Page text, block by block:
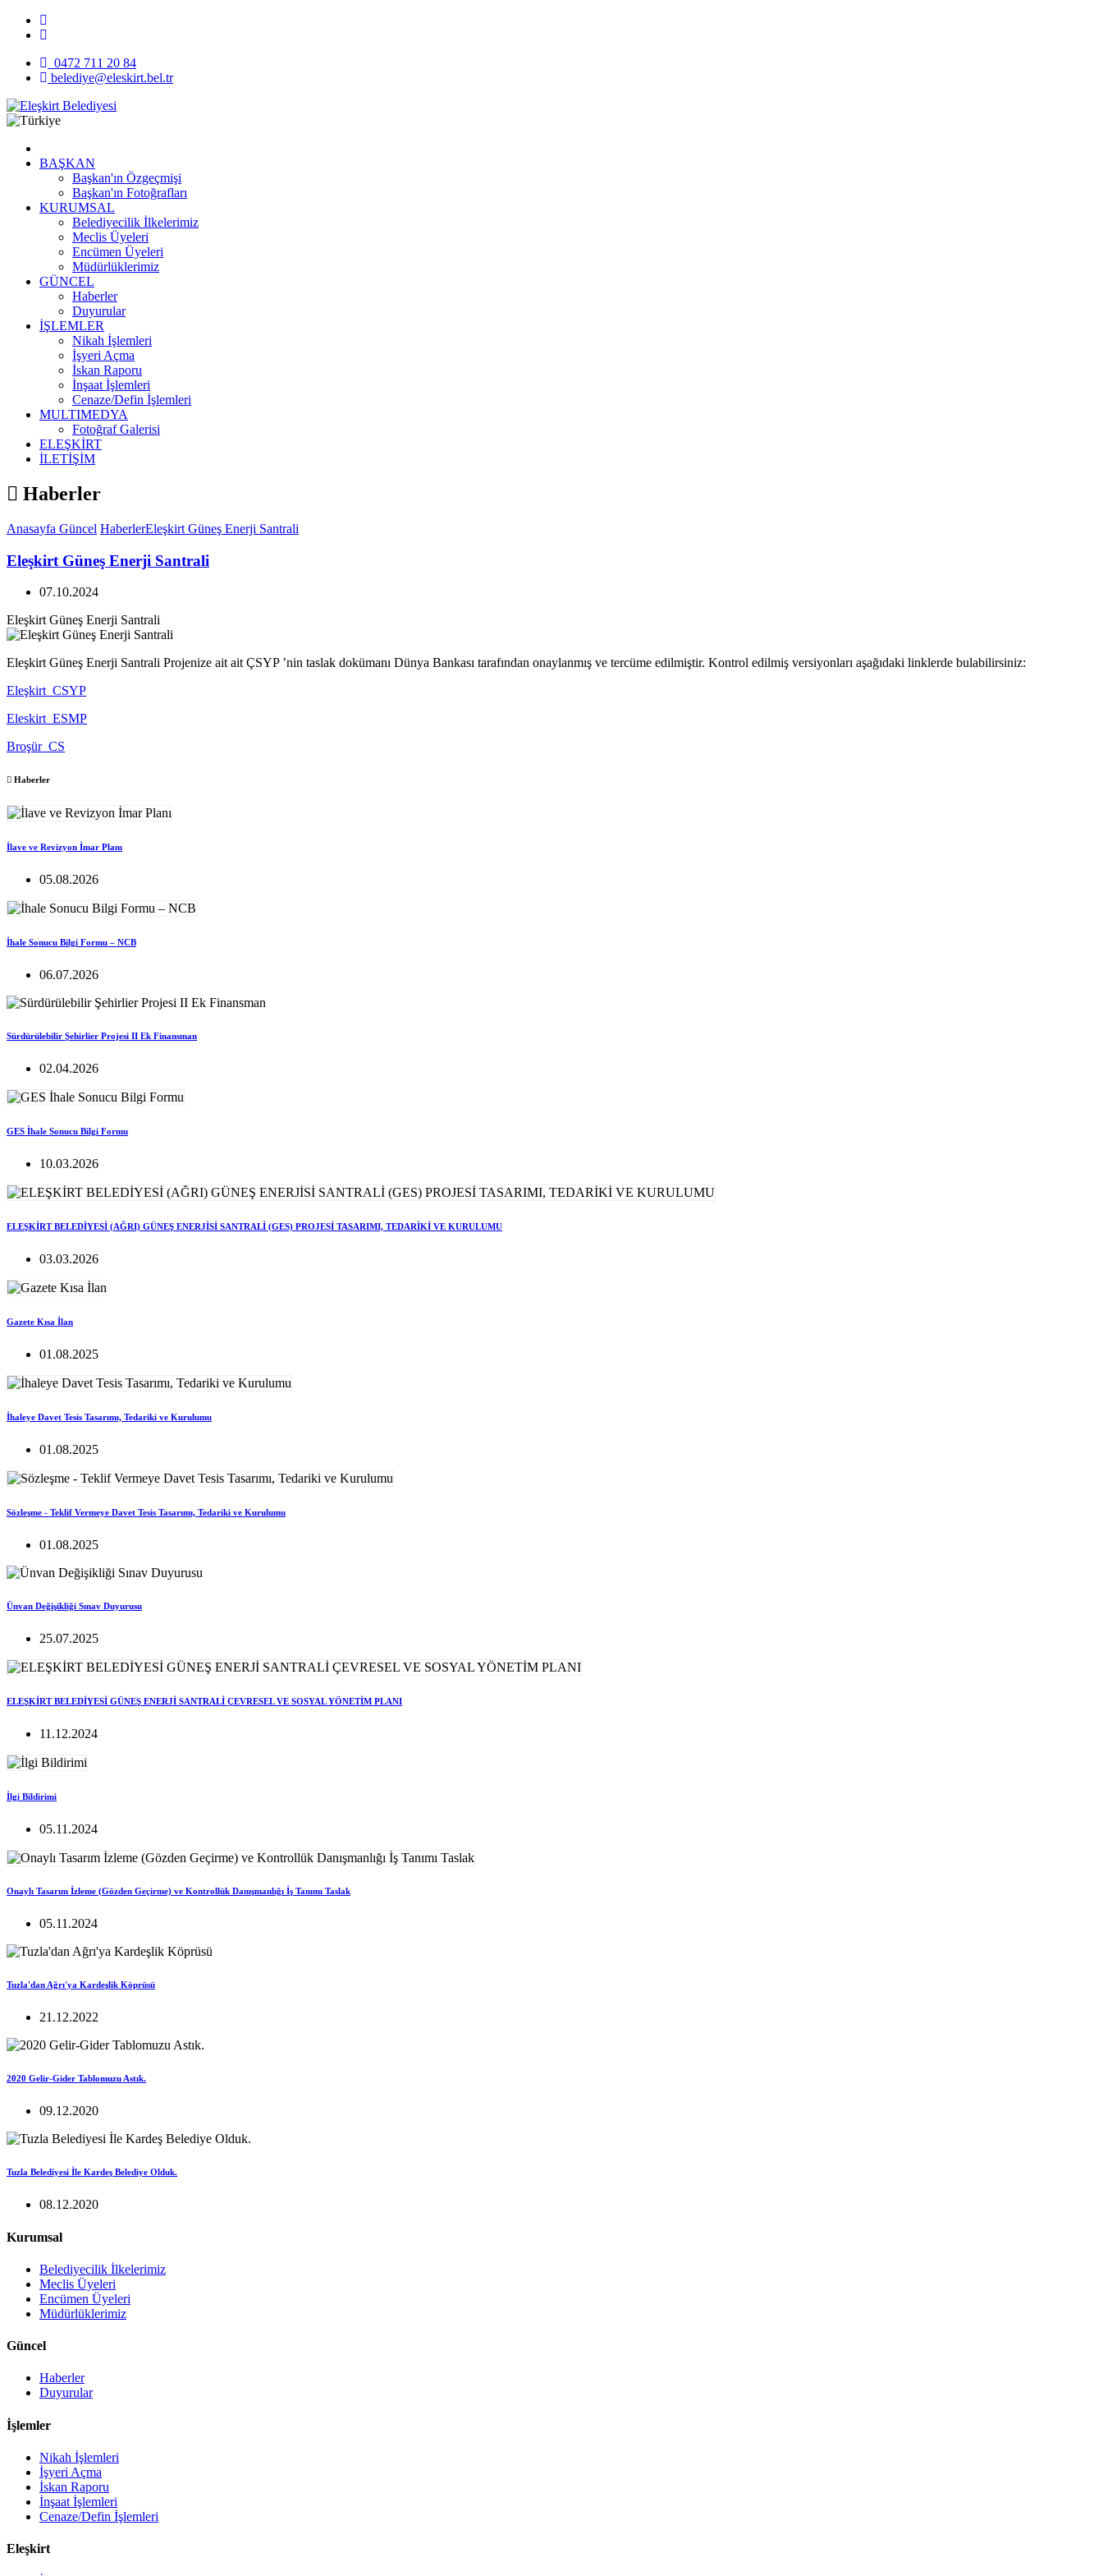
0472 711 20 84
belediye@eleskirt.bel.tr
BAŞKAN
Başkan'ın Özgeçmişi
Başkan'ın Fotoğrafları
KURUMSAL
Belediyecilik İlkelerimiz
Meclis Üyeleri
Encümen Üyeleri
Müdürlüklerimiz
GÜNCEL
Haberler
Duyurular
İŞLEMLER
Nikah İşlemleri
İşyeri Açma
İskan Raporu
İnşaat İşlemleri
Cenaze/Defin İşlemleri
MULTIMEDYA
Fotoğraf Galerisi
ELEŞKİRT
İLETİŞİM
Haberler
Anasayfa Güncel HaberlerEleşkirt Güneş Enerji Santrali
Eleşkirt Güneş Enerji Santrali
07.10.2024
Eleşkirt Güneş Enerji Santrali
Eleşkirt Güneş Enerji Santrali Projenize ait ait ÇSYP ’nin taslak dokümanı Dünya Bankası tarafından onaylanmış ve tercüme edilmiştir. Kontrol edilmiş versiyonları aşağıdaki linklerde bulabilirsiniz:
Eleşkirt_CSYP
Eleskirt_ESMP
Broşür_CS
Haberler
İlave ve Revizyon İmar Planı
05.08.2026
İhale Sonucu Bilgi Formu – NCB
06.07.2026
Sürdürülebilir Şehirlier Projesi II Ek Finansman
02.04.2026
GES İhale Sonucu Bilgi Formu
10.03.2026
ELEŞKİRT BELEDİYESİ (AĞRI) GÜNEŞ ENERJİSİ SANTRALİ (GES) PROJESİ TASARIMI, TEDARİKİ VE KURULUMU
03.03.2026
Gazete Kısa İlan
01.08.2025
İhaleye Davet Tesis Tasarımı, Tedariki ve Kurulumu
01.08.2025
Sözleşme - Teklif Vermeye Davet Tesis Tasarımı, Tedariki ve Kurulumu
01.08.2025
Ünvan Değişikliği Sınav Duyurusu
25.07.2025
ELEŞKİRT BELEDİYESİ GÜNEŞ ENERJİ SANTRALİ ÇEVRESEL VE SOSYAL YÖNETİM PLANI
11.12.2024
İlgi Bildirimi
05.11.2024
Onaylı Tasarım İzleme (Gözden Geçirme) ve Kontrollük Danışmanlığı İş Tanımı Taslak
05.11.2024
Tuzla'dan Ağrı'ya Kardeşlik Köprüsü
21.12.2022
2020 Gelir-Gider Tablomuzu Astık.
09.12.2020
Tuzla Belediyesi İle Kardeş Belediye Olduk.
08.12.2020
Kurumsal
Belediyecilik İlkelerimiz
Meclis Üyeleri
Encümen Üyeleri
Müdürlüklerimiz
Güncel
Haberler
Duyurular
İşlemler
Nikah İşlemleri
İşyeri Açma
İskan Raporu
İnşaat İşlemleri
Cenaze/Defin İşlemleri
Eleşkirt